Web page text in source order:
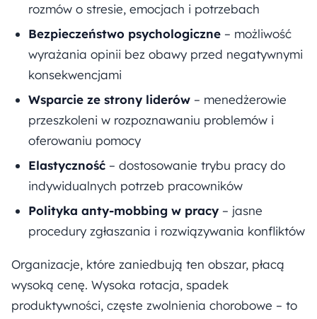
rozmów o stresie, emocjach i potrzebach
Bezpieczeństwo psychologiczne – możliwość
wyrażania opinii bez obawy przed negatywnymi
konsekwencjami
Wsparcie ze strony liderów – menedżerowie
przeszkoleni w rozpoznawaniu problemów i
oferowaniu pomocy
Elastyczność – dostosowanie trybu pracy do
indywidualnych potrzeb pracowników
Polityka anty-mobbing w pracy – jasne
procedury zgłaszania i rozwiązywania konfliktów
Organizacje, które zaniedbują ten obszar, płacą
wysoką cenę. Wysoka rotacja, spadek
produktywności, częste zwolnienia chorobowe – to